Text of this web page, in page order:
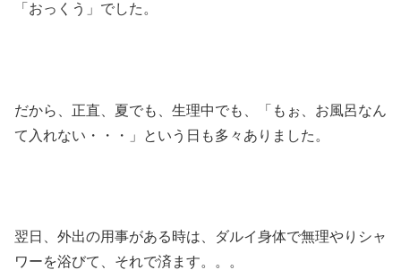
「おっくう」でした。
だから、正直、夏でも、生理中でも、「もぉ、お風呂なん
て入れない・・・」という日も多々ありました。
翌日、外出の用事がある時は、ダルイ身体で無理やりシャ
ワーを浴びて、それで済ます。。。